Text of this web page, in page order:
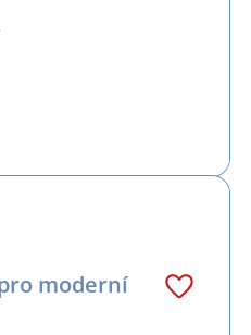
moderní